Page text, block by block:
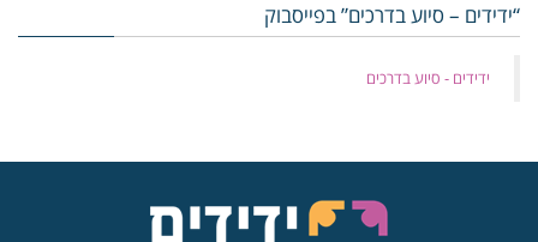
“ידידים – סיוע בדרכים” בפייסבוק
‏ידידים - סיוע בדרכים